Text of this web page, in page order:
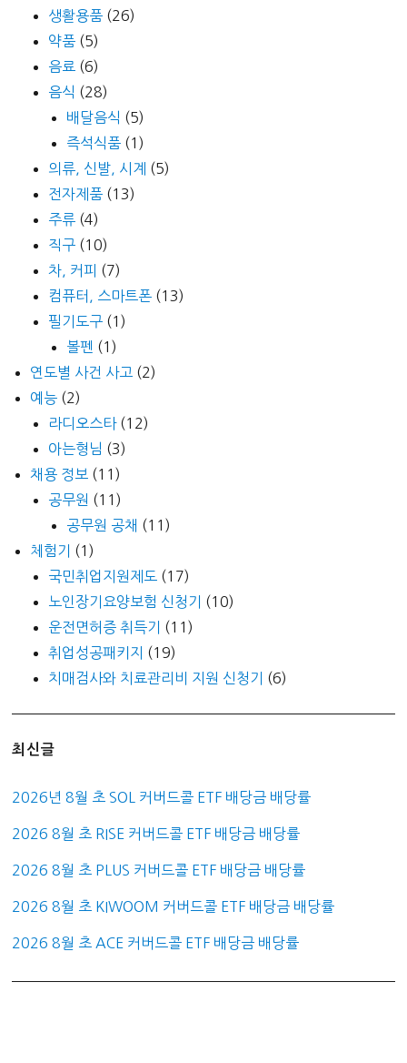
생활용품 (26)
약품 (5)
음료 (6)
음식 (28)
배달음식 (5)
즉석식품 (1)
의류, 신발, 시계 (5)
전자제품 (13)
주류 (4)
직구 (10)
차, 커피 (7)
컴퓨터, 스마트폰 (13)
필기도구 (1)
볼펜 (1)
연도별 사건 사고 (2)
예능 (2)
라디오스타(12)
아는형님 (3)
채용 정보 (11)
공무원 (11)
공무원 공채 (11)
체험기
(1)
국민취업지원제도 (17)
노인장기요양보험 신청기
(10)
운전면허증 취득기
(11)
취업성공패키지
(19)
치매검사와 치료관리비 지원 신청기
(6)
최신글
2026년 8월 초 SOL 커버드콜 ETF 배당금 배당률
2026 8월 초 RISE 커버드콜 ETF 배당금 배당률
2026 8월 초 PLUS 커버드콜 ETF 배당금 배당률
2026 8월 초 KIWOOM 커버드콜 ETF 배당금 배당률
2026 8월 초 ACE 커버드콜 ETF 배당금 배당률